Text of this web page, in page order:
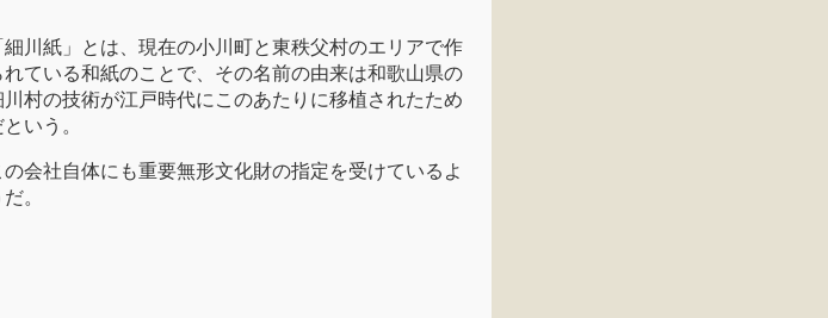
細川紙」とは、現在の小川町と東秩父村のエリアで作
れている和紙のことで、その名前の由来は和歌山県の
川村の技術が江戸時代にこのあたりに移植されたため
という。
の会社自体にも重要無形文化財の指定を受けているよ
だ。